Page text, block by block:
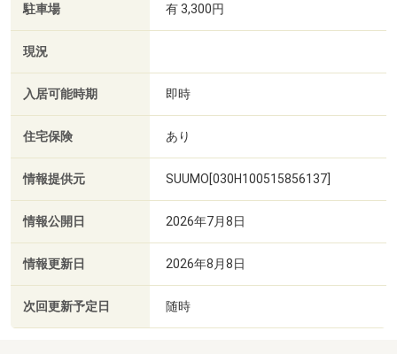
駐車場 有 3,300円
現況
入居可能時期 即時
住宅保険 あり
情報提供元 SUUMO[030H100515856137]
情報公開日 2026年7月8日
情報更新日 2026年8月8日
次回更新予定日 随時